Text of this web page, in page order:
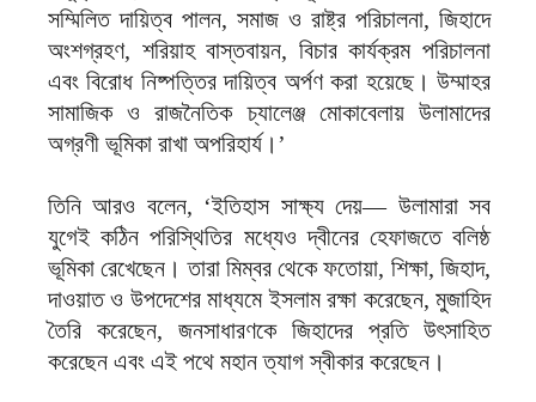
সম্মিলিত দায়িত্ব পালন, সমাজ ও রাষ্ট্র পরিচালনা, জিহাদে
অংশগ্রহণ, শরিয়াহ বাস্তবায়ন, বিচার কার্যক্রম পরিচালনা
এবং বিরোধ নিষ্পত্তির দায়িত্ব অর্পণ করা হয়েছে। উম্মাহর
সামাজিক ও রাজনৈতিক চ্যালেঞ্জ মোকাবেলায় উলামাদের
অগ্রণী ভূমিকা রাখা অপরিহার্য।’
তিনি আরও বলেন, ‘ইতিহাস সাক্ষ্য দেয়— উলামারা সব
যুগেই কঠিন পরিস্থিতির মধ্যেও দ্বীনের হেফাজতে বলিষ্ঠ
ভূমিকা রেখেছেন। তারা মিম্বর থেকে ফতোয়া, শিক্ষা, জিহাদ,
দাওয়াত ও উপদেশের মাধ্যমে ইসলাম রক্ষা করেছেন, মুজাহিদ
তৈরি করেছেন, জনসাধারণকে জিহাদের প্রতি উৎসাহিত
করেছেন এবং এই পথে মহান ত্যাগ স্বীকার করেছেন।